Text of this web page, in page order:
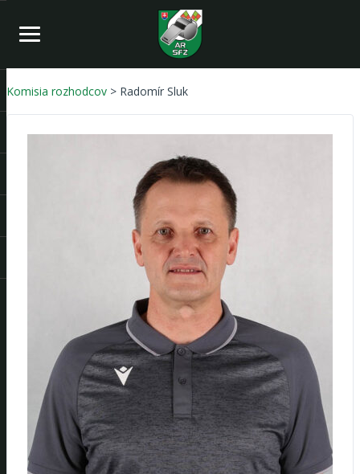
Komisia rozhodcov > Radomír Sluk